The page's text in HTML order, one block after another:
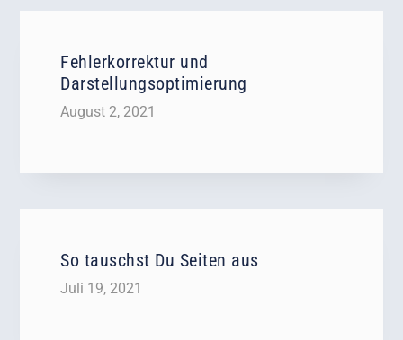
Fehlerkorrektur und
Darstellungsoptimierung
August 2, 2021
So tauschst Du Seiten aus
Juli 19, 2021